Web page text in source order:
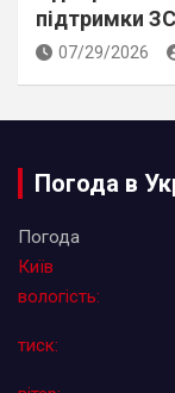
підтримки
07/29/2026
Погода в
Погода
Київ
вологість:
тиск: